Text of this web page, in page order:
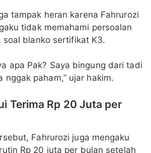
tampak heran karena Fahrurozi
tidak memahami persoalan
soal blanko sertifikat K3.
apa Pak? Saya bingung dari tadi
nggak paham,” ujar hakim.
Terima Rp 20 Juta per
Fahrurozi juga mengaku
Rp 20 juta per bulan setelah